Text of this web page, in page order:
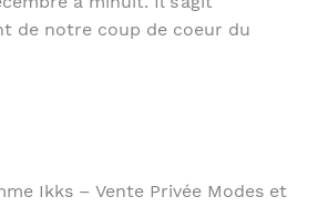
de notre coup de coeur du
Ikks – Vente Privée Modes et